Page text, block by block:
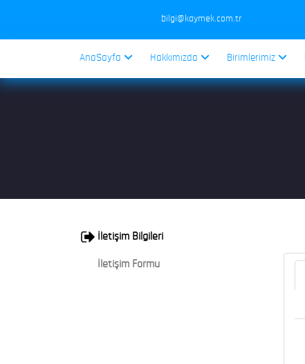
bilgi@kaymek.com.tr
AnaSayfa Hakkımızda Birimlerimiz
İletişim Bilgileri
İletişim Formu